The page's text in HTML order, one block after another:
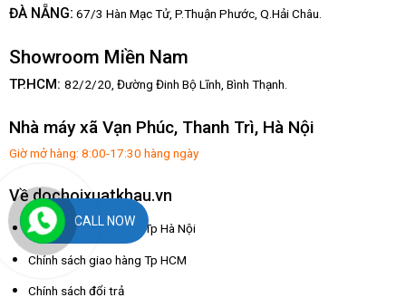
ĐÀ NẴNG: 67/3 Hàn Mạc Tử, P.Thuận Phước, Q.Hải Châu.
Showroom Miền Nam
TP.HCM: 82/2/20, Đường Đinh Bộ Lĩnh, Bình Thạnh.
Nhà máy xã Vạn Phúc, Thanh Trì, Hà Nội
Giờ mở hàng: 8:00-17:30 hàng ngày
Về dochoixuatkhau.vn
Chính sách giao hàng Tp Hà Nội
Chính sách giao hàng Tp HCM
Chính sách đổi trả
CALL NOW